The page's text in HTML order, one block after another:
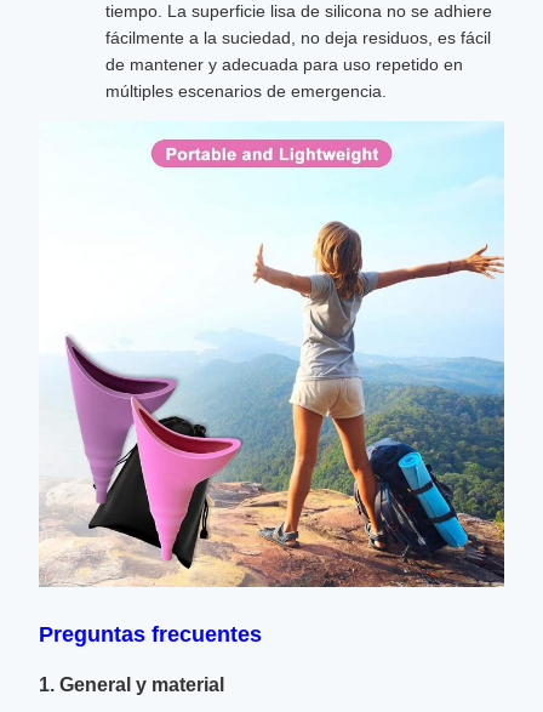
tiempo. La superficie lisa de silicona no se adhiere
fácilmente a la suciedad, no deja residuos, es fácil
de mantener y adecuada para uso repetido en
múltiples escenarios de emergencia.
Preguntas frecuentes
1. General y material